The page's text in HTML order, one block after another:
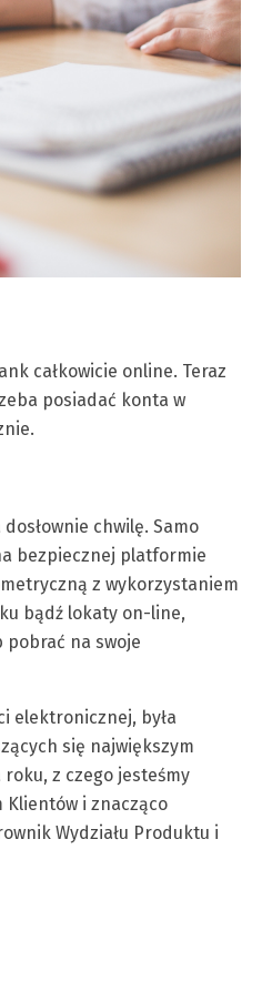
całkowicie online. Teraz
posiadać konta w
chwilę. Samo
bezpiecznej platformie
z wykorzystaniem
bądź lokaty on-line,
na swoje
elektronicznej, była
się największym
z czego jesteśmy
Klientów i znacząco
Wydziału Produktu i